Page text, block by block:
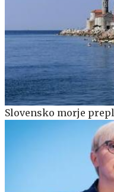
Slovensko morje